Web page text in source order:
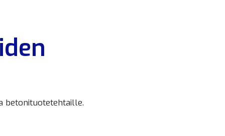
betonituotetehtaille.